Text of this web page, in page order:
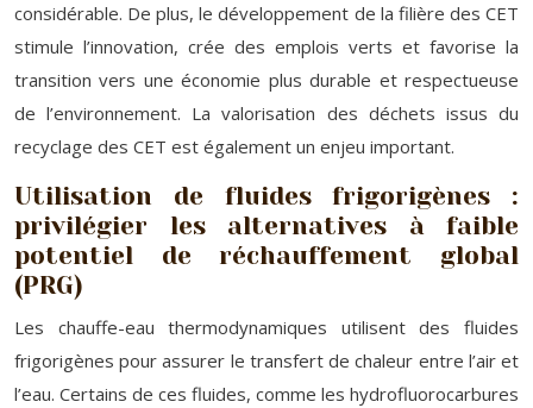
considérable. De plus, le développement de la filière des CET
stimule l’innovation, crée des emplois verts et favorise la
transition vers une économie plus durable et respectueuse
de l’environnement. La valorisation des déchets issus du
recyclage des CET est également un enjeu important.
Utilisation de fluides frigorigènes :
privilégier les alternatives à faible
potentiel de réchauffement global
(PRG)
Les chauffe-eau thermodynamiques utilisent des fluides
frigorigènes pour assurer le transfert de chaleur entre l’air et
l’eau. Certains de ces fluides, comme les hydrofluorocarbures